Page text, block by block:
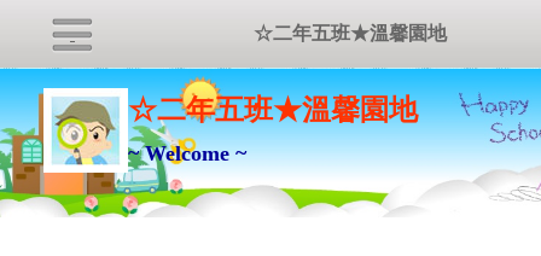
☆二年五班★溫馨園地
~ Welcome ~
☆二年五班★溫馨園地